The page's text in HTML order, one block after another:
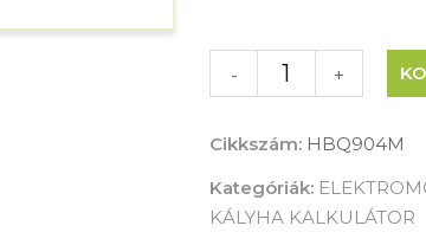
+
-
Cikkszám: HBQ904M
Kategóriák:
KÁLYHA KALKULÁTOR